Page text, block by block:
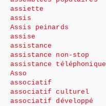
assiette
assis
Assis peinards
assise
assistance
assistance non-stop
assistance téléphonique
Asso
associatif
associatif culturel
associatif développé